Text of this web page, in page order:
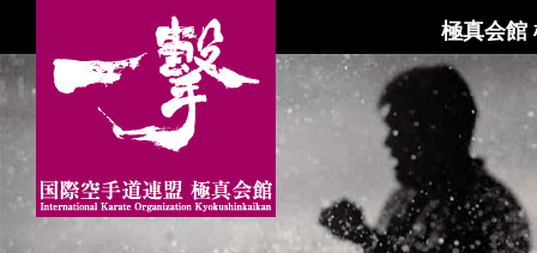
極真会館